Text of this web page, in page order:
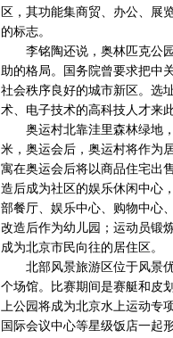
区，其功能集商贸、办公、展
的标志。
李铭陶还说，奥林匹克公园
助的格局。国务院曾要求把中
社会秩序良好的城市新区。选
术、电子技术的高科技人才来
奥运村北靠洼里森林绿地，
米，奥运会后，奥运村将作为
寓在奥运会后将以商品住宅出
造后成为社区的娱乐休闲中心
部餐厅、娱乐中心、购物中心
改造后作为幼儿园；运动员锻
成为北京市民向往的居住区。
北部风景旅游区位于风景优
个场馆。比赛期间是赛艇和皮
上公园将成为北京水上运动专
国际会议中心等星级饭店一起